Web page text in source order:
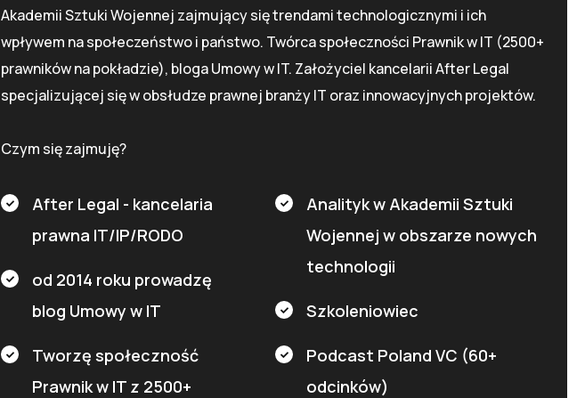
Akademii Sztuki Wojennej zajmujący się trendami technologicznymi i ich
wpływem na społeczeństwo i państwo. Twórca społeczności Prawnik w IT (2500+
prawników na pokładzie), bloga Umowy w IT. Założyciel kancelarii After Legal
specjalizującej się w obsłudze prawnej branży IT oraz innowacyjnych projektów.
Czym się zajmuję?
After Legal - kancelaria
prawna IT/IP/RODO
od 2014 roku prowadzę
blog Umowy w IT
Tworzę społeczność
Prawnik w IT z 2500+
Analityk w Akademii Sztuki
Wojennej w obszarze nowych
technologii
Szkoleniowiec
Podcast Poland VC (60+
odcinków)